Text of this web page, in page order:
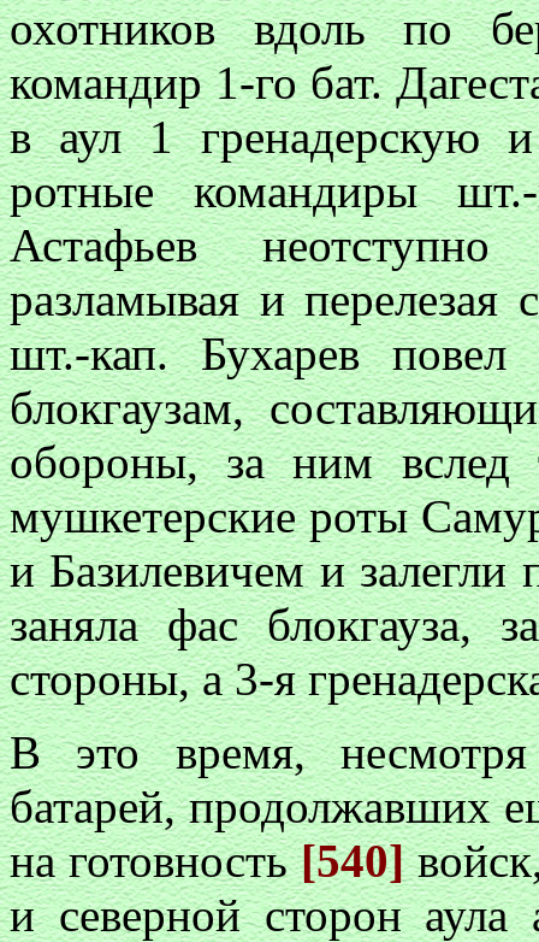
охотников вдоль по
командир 1-го бат.
в аул 1 гренадерскую
ротные командиры
Астафьев
разламывая и перелезая
шт.-кап. Бухарев
блокгаузам,
обороны, за ним
мушкетерские роты
и Базилевичем и залегли
заняла фас блокгауза,
стороны, а 3-я
В это время,
батарей, продолжавших
на готовность[540]
и северной сторон аула